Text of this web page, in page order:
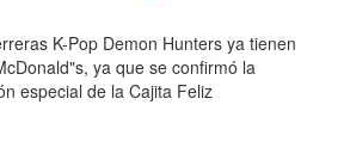
K-Pop Demon Hunters ya tienen
ya que se confirmó la
especial de la Cajita Feliz